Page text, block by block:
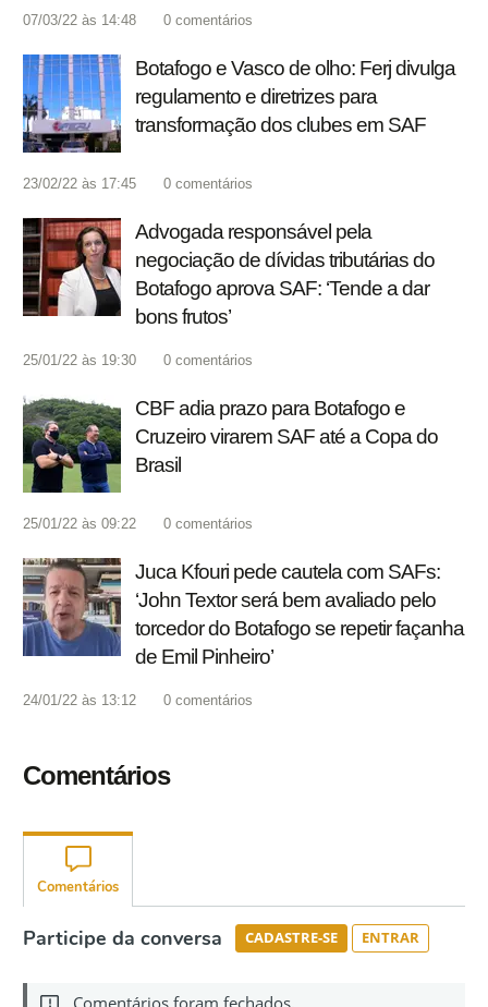
07/03/22 às 14:48 0 comentários
Botafogo e Vasco de olho: Ferj divulga
regulamento e diretrizes para
transformação dos clubes em SAF
23/02/22 às 17:45 0 comentários
Advogada responsável pela
negociação de dívidas tributárias do
Botafogo aprova SAF: ‘Tende a dar
bons frutos’
25/01/22 às 19:30 0 comentários
CBF adia prazo para Botafogo e
Cruzeiro virarem SAF até a Copa do
Brasil
25/01/22 às 09:22 0 comentários
Juca Kfouri pede cautela com SAFs:
‘John Textor será bem avaliado pelo
torcedor do Botafogo se repetir façanha
de Emil Pinheiro’
24/01/22 às 13:12 0 comentários
Comentários